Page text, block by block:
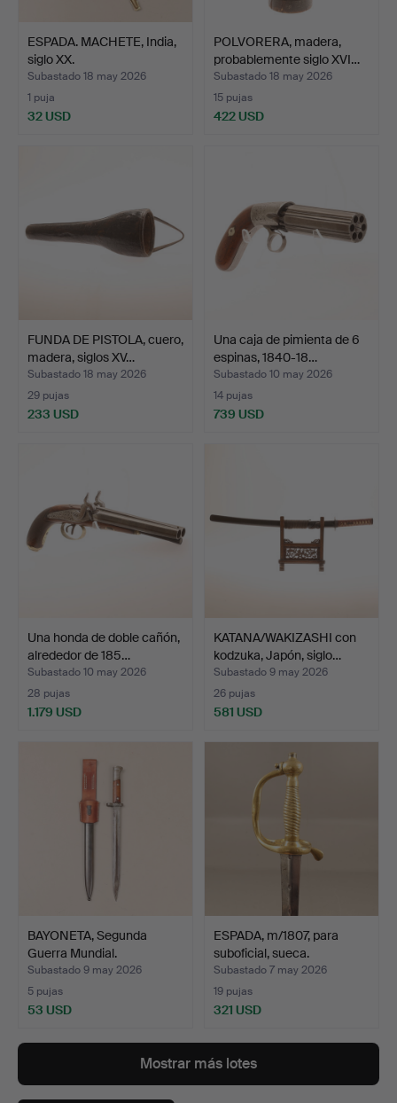
ESPADA. MACHETE, India,
siglo XX.
Subastado 18 may 2026
1 puja
32 USD
POLVORERA, madera,
probablemente siglo XVI…
Subastado 18 may 2026
15 pujas
422 USD
FUNDA DE PISTOLA, cuero,
madera, siglos XV…
Subastado 18 may 2026
29 pujas
233 USD
Una caja de pimienta de 6
espinas, 1840-18…
Subastado 10 may 2026
14 pujas
739 USD
Una honda de doble cañón,
alrededor de 185…
Subastado 10 may 2026
28 pujas
1.179 USD
KATANA/WAKIZASHI con
kodzuka, Japón, siglo…
Subastado 9 may 2026
26 pujas
581 USD
BAYONETA, Segunda
Guerra Mundial.
Subastado 9 may 2026
5 pujas
53 USD
ESPADA, m/1807, para
suboficial, sueca.
Subastado 7 may 2026
19 pujas
321 USD
Mostrar más lotes